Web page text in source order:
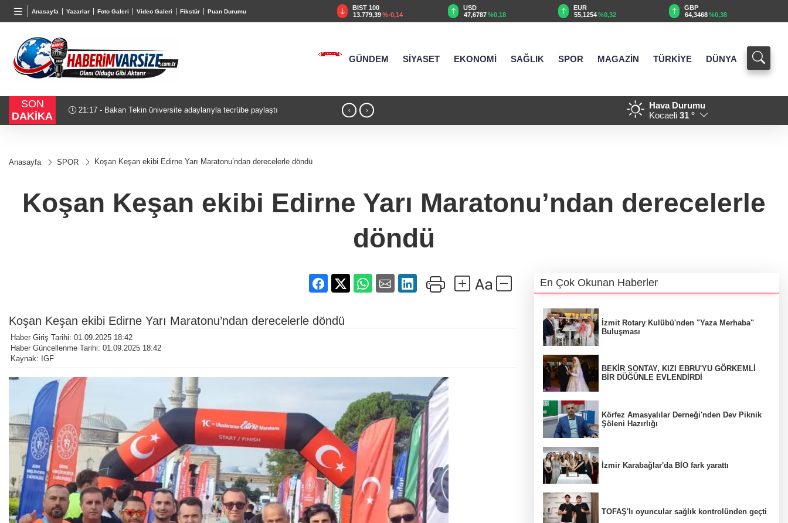
Anasayfa Yazarlar Foto Galeri Video Galeri Fikstür Puan Durumu
BGN
27,9743 %-0,22
VND
0,0018%0,32
6.660,55
BIST 100
13.779,39 %-0,14
USD
47,6787%0,18
EUR
55,1254 %0,32
GBP
64,3468%0,38
GÜNDEM SİYASET EKONOMİ SAĞLIK SPOR MAGAZİN TÜRKİYE DÜNYA
SON
DAKİKA
21:17 - Bakan Tekin üniversite adaylarıyla tecrübe paylaştı 21:01 - Eyüpsultan
‹ ›
Hava Durumu
Kocaeli 31 °
Anasayfa SPOR Koşan Keşan ekibi Edirne Yarı Maratonu’ndan derecelerle döndü
Koşan Keşan ekibi Edirne Yarı Maratonu’ndan derecelerle
döndü
Koşan Keşan ekibi Edirne Yarı Maratonu’ndan derecelerle döndü
Haber Giriş Tarihi: 01.09.2025 18:42
Haber Güncellenme Tarihi: 01.09.2025 18:42
Kaynak: IGF
En Çok Okunan Haberler
İzmit Rotary Kulübü'nden "Yaza Merhaba"
Buluşması
BEKİR SONTAY, KIZI EBRU'YU GÖRKEMLİ
BİR DÜĞÜNLE EVLENDİRDİ
Körfez Amasyalılar Derneği'nden Dev Piknik
Şöleni Hazırlığı
İzmir Karabağlar'da BİO fark yarattı
TOFAŞ'lı oyuncular sağlık kontrolünden geçti